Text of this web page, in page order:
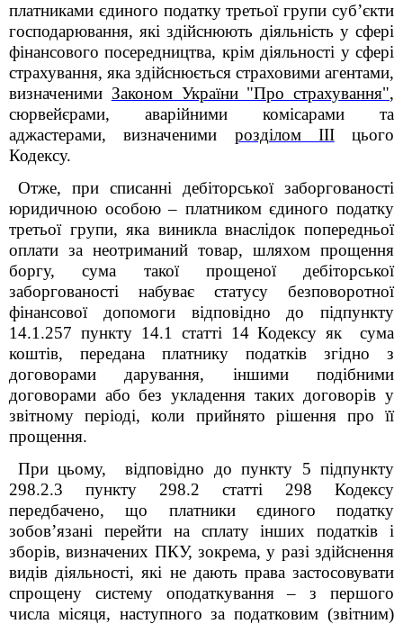
платниками єдиного податку третьої групи суб’єкти
господарювання, які здійснюють діяльність у сфері
фінансового посередництва, крім діяльності у сфері
страхування, яка здійснюється страховими агентами,
визначеними Законом України "Про страхування",
сюрвейєрами, аварійними комісарами та
аджастерами, визначеними розділом IIIцього
Кодексу.
Отже, при списанні дебіторської заборгованості
юридичною особою – платником єдиного податку
третьої групи, яка виникла внаслідок попередньої
оплати за неотриманий товар, шляхом прощення
боргу, сума такої прощеної дебіторської
заборгованості набуває статусу безповоротної
фінансової допомоги відповідно до підпункту
14.1.257 пункту 14.1 статті 14 Кодексу як сума
коштів, передана платнику податків згідно з
договорами дарування, іншими подібними
договорами або без укладення таких договорів у
звітному періоді, коли прийнято рішення про її
прощення.
При цьому, відповідно до пункту 5 підпункту
298.2.3 пункту 298.2 статті 298 Кодексу
передбачено, що платники єдиного податку
зобов’язані перейти на сплату інших податків і
зборів, визначених ПКУ, зокрема, у разі здійснення
видів діяльності, які не дають права застосовувати
спрощену систему оподаткування – з першого
числа місяця, наступного за податковим (звітним)